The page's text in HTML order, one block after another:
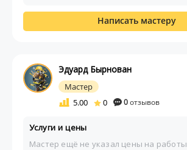
Написать мастеру
Эдуард Бырнован
Мастер
5.00
0 0отзывов
Услуги и цены
Мастер ещё не указал цены на работы